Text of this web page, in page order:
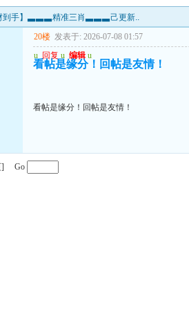
到手】▃▃▃精准三肖▃▃▃己更新..
20楼 发表于: 2026-07-08 01:57
u 回复 u 编辑 u
看帖是缘分！回帖是友情！
看帖是缘分！回帖是友情！
] Go